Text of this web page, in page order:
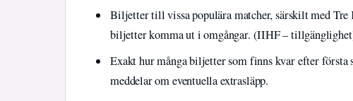
Biljetter till vissa populära matcher, särskilt med
biljetter komma ut i omgångar. (IIHF –
Exakt hur många biljetter som finns kvar efter
meddelar om eventuella extrasläpp.